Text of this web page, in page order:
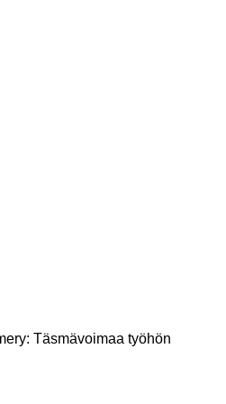
välilehteen
Täsmävoimaa työhön